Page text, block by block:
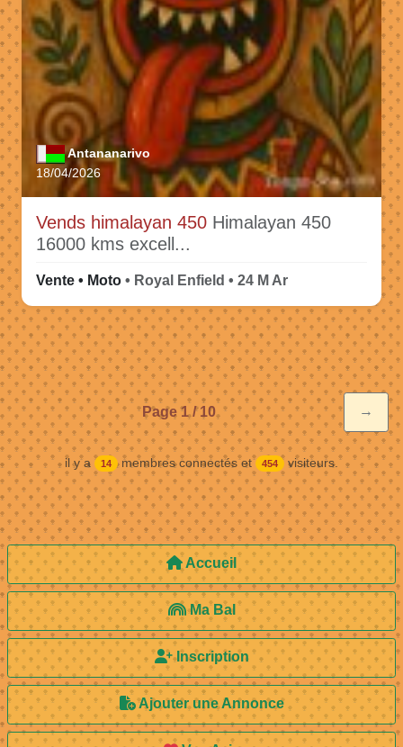
Antananarivo
18/04/2026
Vends himalayan 450 Himalayan 450
16000 kms excell...
Vente • Moto • Royal Enfield • 24 M Ar
Page 1 / 10 →
il y a 14 membres connectés et 454 visiteurs.
Accueil
Ma Bal
Inscription
Ajouter une Annonce